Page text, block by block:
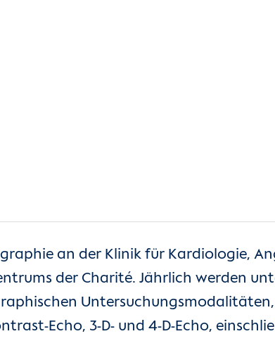
an der Klinik für Kardiologie,
der Charité. Jährlich werden
Echo, 3-D- und 4-D-Echo,